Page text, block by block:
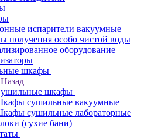
испарители вакуумные
получения особо чистой воды
оборудование
шкафы
Назад
шкафы
сушильные вакуумные
сушильные лабораторные
(сухие бани)